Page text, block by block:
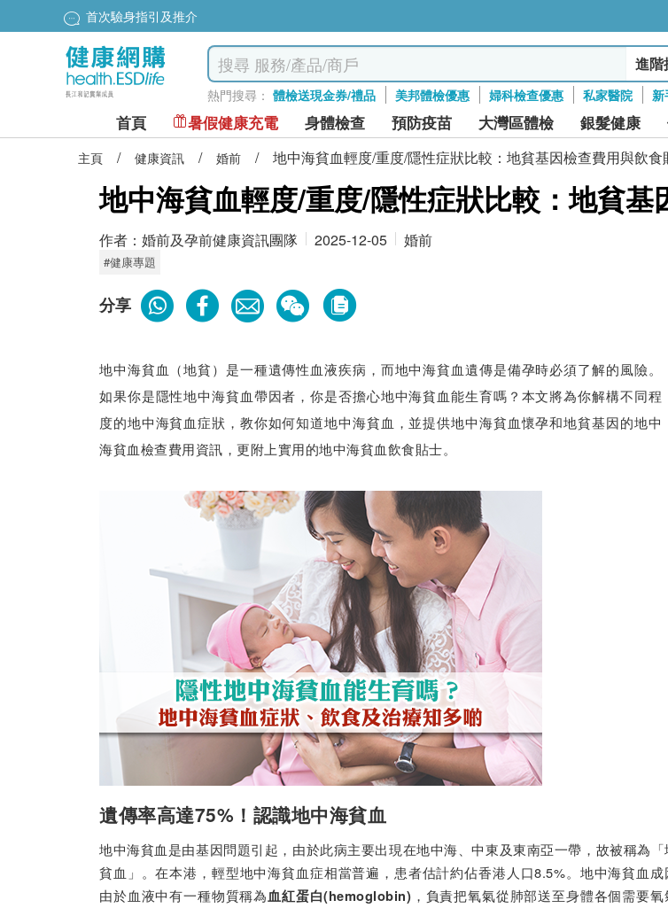
首次驗身指引及推介
進階
熱門搜尋： 體檢送現金券/禮品 美邦體檢優惠 婦科檢查優惠 私家醫院 新
首頁 暑假健康充電 身體檢查 預防疫苗 大灣區體檢 銀髮健康
主頁 / 健康資訊 / 婚前 / 地中海貧血輕度/重度/隱性症狀比較：地貧基因檢查費用與飲食
地中海貧血輕度/重度/隱性症狀比較：地貧
作者： 婚前及孕前健康資訊團隊 2025-12-05 婚前
#健康專題
分享
地中海貧血（地貧）是一種遺傳性血液疾病，而地中海貧血遺傳是備孕時必須了解的風險。
如果你是隱性地中海貧血帶因者，你是否擔心地中海貧血能生育嗎？本文將為你解構不同程
度的地中海貧血症狀，教你如何知道地中海貧血，並提供地中海貧血懷孕和地貧基因的地中
海貧血檢查費用資訊，更附上實用的地中海貧血飲食貼士。
遺傳率高達75%！認識地中海貧血
地中海貧血是由基因問題引起，由於此病主要出現在地中海、中東及東南亞一帶，故被稱為「
貧血」。在本港，輕型地中海貧血症相當普遍，患者估計約佔香港人口8.5%。地中海貧血成
由於血液中有一種物質稱為血紅蛋白(hemoglobin) ，負責把氧氣從肺部送至身體各個需要氧